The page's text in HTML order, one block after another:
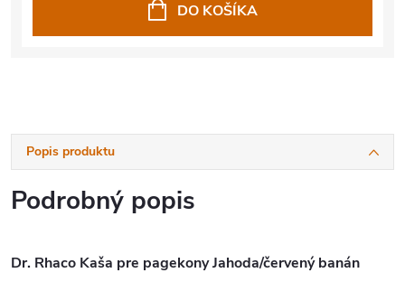
DO KOŠÍKA
Popis produktu
Podrobný popis
Dr. Rhaco Kaša pre pagekony Jahoda/červený banán